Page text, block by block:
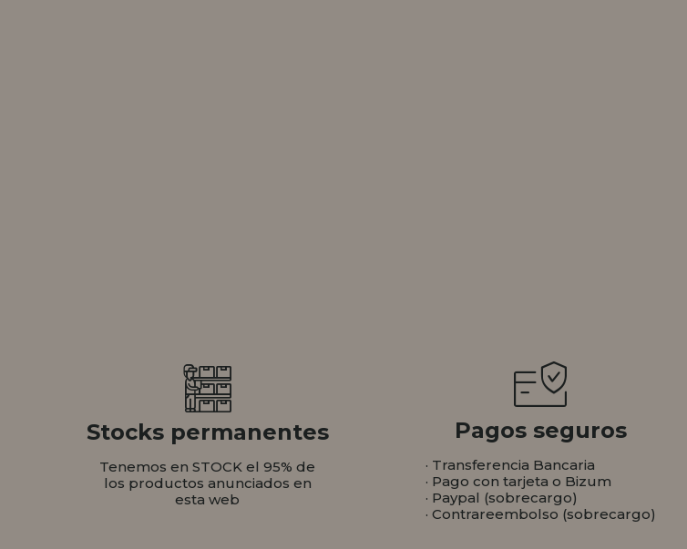
Stocks permanentes
Tenemos en STOCK el 95% de
los productos anunciados en
esta web
Pagos seguros
· Transferencia Bancaria
· Pago con tarjeta o Bizum
· Paypal (sobrecargo)
· Contrareembolso (sobrecargo)